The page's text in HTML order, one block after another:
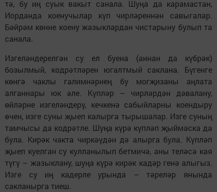
тә, бу иң суык вакыт санала. Шуңа да карамастан,
Иорданда кое­нучылар күп чирләреннән савыгалар.
Бәйрәм көнне коену жазыклардан чиста­рыну булып та
санала.
Из­геләндерелгән су ел буена (аннан да күбрәк)
бозылмый, кодрәтләрен югалтмый саклана. Бү­генге
көнгә чаклы галим­нәрнең бу могҗизаны аңлата
алганнары юк әле. Күпләр – чирләрдән дәвалану,
өйләрне изгеләндерү, кечкенә сабый­ларны коендыру
өчен, изге суны җыеп калырга тырыша­лар. Изге суның
тамчысы да кодрәтле. Шуңа күрә күпләп җыймаска да
була. Кирәк чакта чиркәүдән дә алырга була. Күпләп
җыеп куелган су кулланылып бетмичә, аны теләсә кая
түгү – жазыклану, шуңа күрә кирәк кадәр генә алыгыз.
Изге су иң кадерле урында – тәреләр янында
сакланырга тиеш.